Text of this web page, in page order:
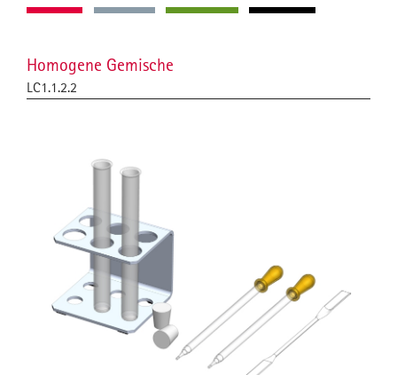
Homogene Gemische
LC1.1.2.2